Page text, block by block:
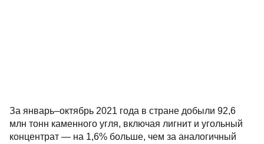
За январь–октябрь 2021 года в стране добыли 92,6
млн тонн каменного угля, включая лигнит и угольный
концентрат — на 1,6% больше, чем за аналогичный